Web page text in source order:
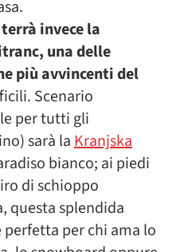
invece la
una delle
più avvincenti del
Scenario
per tutti gli
sarà laKranjska
bianco; ai piedi
di schioppo
questa splendida
per chi ama lo